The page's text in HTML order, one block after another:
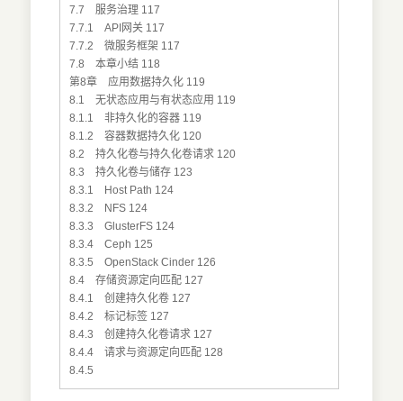
7.7 服务治理 117
7.7.1 API网关 117
7.7.2 微服务框架 117
7.8 本章小结 118
第8章 应用数据持久化 119
8.1 无状态应用与有状态应用 119
8.1.1 非持久化的容器 119
8.1.2 容器数据持久化 120
8.2 持久化卷与持久化卷请求 120
8.3 持久化卷与储存 123
8.3.1 Host Path 124
8.3.2 NFS 124
8.3.3 GlusterFS 124
8.3.4 Ceph 125
8.3.5 OpenStack Cinder 126
8.4 存储资源定向匹配 127
8.4.1 创建持久化卷 127
8.4.2 标记标签 127
8.4.3 创建持久化卷请求 127
8.4.4 请求与资源定向匹配 128
8.4.5